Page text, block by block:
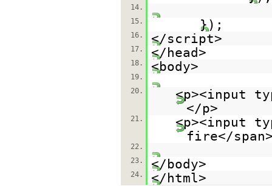
14.
15.
});
16. </script>
17. </head>
18. <body>
19.
20.
<p><input
</p>
21.
<p><input
fire</
22.
23.
</body>
24. </html>